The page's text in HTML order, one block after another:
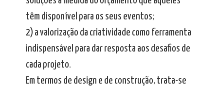
têm disponível para os seus eventos;
2) a valorização da criatividade como ferramenta
indispensável para dar resposta aos desafios de
cada projeto.
Em termos de design e de construção, trata-se